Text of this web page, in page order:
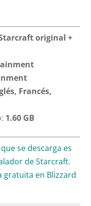
original +
Francés,
1.60 GB
que se descarga es
de Starcraft.
gratuita en Blizzard